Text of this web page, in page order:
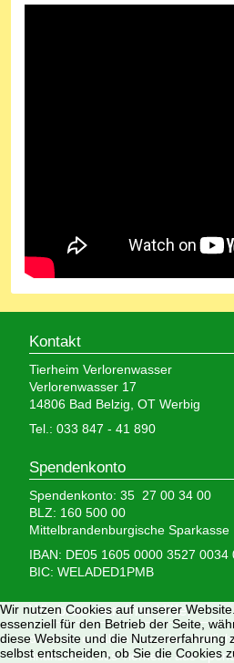
Kontakt
Tierheim Verlorenwasser
Verlorenwasser 17
14806 Bad Belzig, OT Werbig
Tel.: 033 847 - 41 890
Spendenkonto
Spendenkonto: 35 27 00 34 00
BLZ: 160 500 00
Mittelbrandenburgische Sparkasse
IBAN: DE05 1605 0000 3527 0034
BIC: WELADED1PMB
Wir brauchen Ihre Hilfe,
denn wir erhalten keinerlei
finanzieren das Tierheim aus
Wir nutzen Cookies auf unserer
essenziell für den Betrieb der Seite,
diese Website und die Nutzererfahrung
selbst entscheiden, ob Sie die Cookies